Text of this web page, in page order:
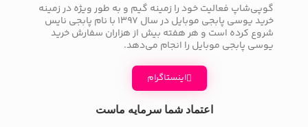
گوپی‌شاپ فعالیت خود را زمینه گیم و به طور ویژه در زمینه
خرید یوسی پابجی موبایل در سال 1397 با نام پابجی نایس
شروع کرده است و هر هفته بیش از هزاران سفارش خرید
یوسی پابجی موبایل را انجام می‌دهد.
اینستاگرام
اعتماد شما سرمایه ماست